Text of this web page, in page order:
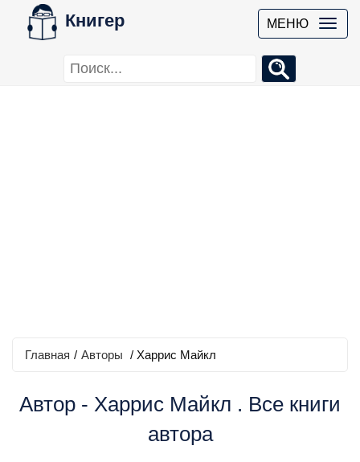
Книгер МЕНЮ
Главная / Авторы / Харрис Майкл
Автор - Харрис Майкл . Все книги
автора